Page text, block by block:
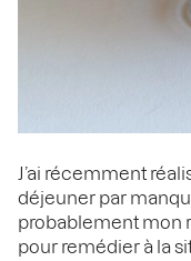
J’ai récemment
déjeuner par
probablement mon
pour remédier à la